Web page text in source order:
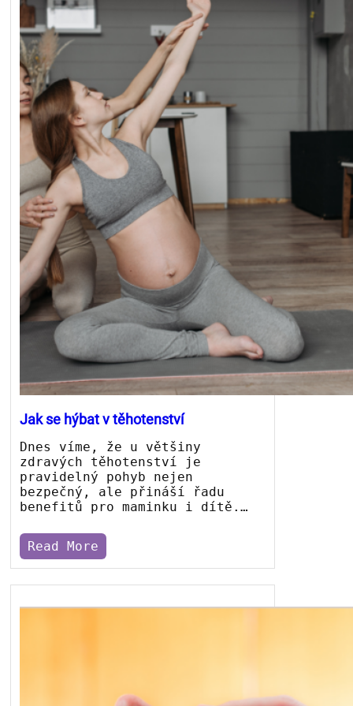
Jak se hýbat v těhotenství
Dnes víme, že u většiny
zdravých těhotenství je
pravidelný pohyb nejen
bezpečný, ale přináší řadu
benefitů pro maminku i dítě.…
Read More